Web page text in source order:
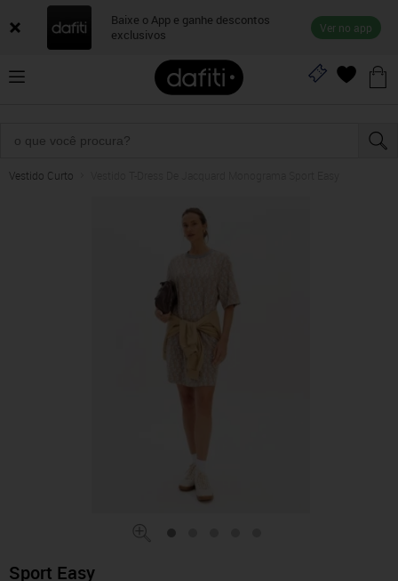
Baixe o App e ganhe descontos
exclusivos
Ver no app
Vestido Curto
Sport Easy